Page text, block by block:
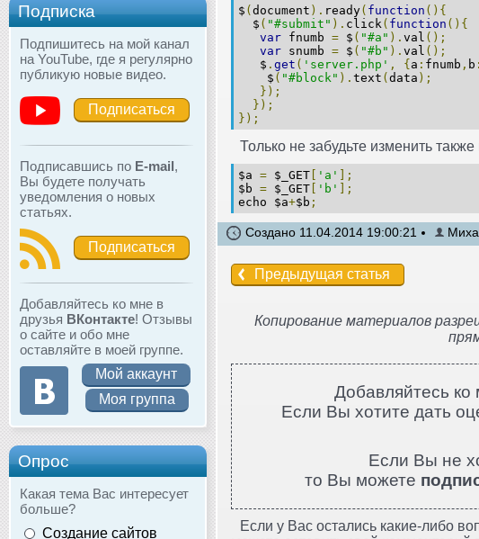
Подписка
Подпишитесь на мой канал
на YouTube, где я регулярно
публикую новые видео.
Подписаться
Подписавшись по E-mail,
Вы будете получать
уведомления о новых
статьях.
Подписаться
Добавляйтесь ко мне в
друзья ВКонтакте! Отзывы
о сайте и обо мне
оставляйте в моей группе.
Мой аккаунт
Моя группа
Опрос
Какая тема Вас интересует
больше?
Создание сайтов
$ ( document ). ready( function (){
$ ( "#submit" ). click ( function (){
var fnumb = $ ( "#a" ). val ();
var snumb = $ ( "#b" ). val ();
$ . get ( 'server.php' , { a : fnumb , b :
$ ( "#block" ). text ( data );
});
});
});
Только не забудьте изменить
$a = $_GET 'a'
];
$b = $_GET 'b'
];
echo $a+$b ;
Создано 11.04.2014 19:00:21
Предыдущая статья
Копирование материалов
Добавляйтесь ко
Если Вы хотите дать
Если Вы не
то Вы можете
Если у Вас остались какие-либо